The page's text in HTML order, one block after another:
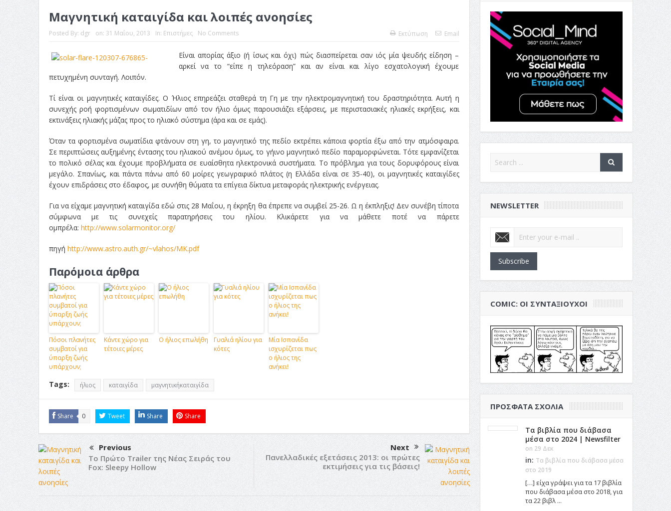
Η Φροντίδα Έχει Πολλές Μορφές: Κι Όλες Σε Αφορούν
Τρία Βήματα Μπροστά για Σένα και την Επιχείρησή σου
Όψεις και Απόψεις
Αξίζει άραγε?
Μαγνητική καταιγίδα και λοιπές ανοησίες
Posted By: dgr on: 31 Μαΐου, 2013 In: Επιστήμες No Comments Εκτύπωση Email
Είναι απορίας άξιο (ή ίσως και όχι) πώς διασπείρεται σαν ιός μία ψευδής είδηση –
αρκεί να το “είπε η τηλεόραση” και αν είναι και λίγο εσχατολογική έχουμε
πετυχημένη συνταγή. Λοιπόν.
Tί είναι οι μαγνητικές καταιγίδες. Ο Ήλιος επηρεάζει σταθερά τη Γη με την ηλεκτρομαγνητική του δραστηριότητα. Αυτή η
συνεχής ροή φορτισμένων σωματιδίων από τον ήλιο όμως παρουσιάζει εξάρσεις, με περιστασιακές ηλιακές εκρήξεις, και
εκτινάξεις ηλιακής μάζας προς το ηλιακό σύστημα (άρα και σε εμάς).
Όταν τα φορτισμένα σωματίδια φτάνουν στη γη, το μαγνητικό της πεδίο εκτρέπει κάποια φορτία έξω από την ατμόσφαιρα.
Σε περιπτώσεις αυξημένης έντασης του ηλιακού ανέμου όμως, το γήινο μαγνητικό πεδίο παραμορφώνεται. Τότε εμφανίζεται
το πολικό σέλας και έχουμε προβλήματα σε ευαίσθητα ηλεκτρονικά συστήματα. Το πρόβλημα για τους δορυφόρους είναι
μεγάλο. Σπανίως, και πάντα πάνω από 60 μοίρες γεωγραφικό πλάτος (η Ελλάδα είναι σε 35-40), οι μαγνητικές καταιγίδες
έχουν επιδράσεις στο έδαφος, με συνήθη θύματα τα επίγεια δίκτυα μεταφοράς ηλεκτρικής ενέργειας.
Για να είχαμε μαγνητική καταιγίδα εδώ στις 28 Μαΐου, η έκρηξη θα έπρεπε να συμβεί 25-26. Ω η έκπληξις! Δεν συνέβη τίποτα
σύμφωνα με τις συνεχείς παρατηρήσεις του ηλίου. Κλικάρετε για να μάθετε ποτέ να πάρετε
ομπρέλα: http://www.solarmonitor.org/
πηγή http://www.astro.auth.gr/~vlahos/MK.pdf
Παρόμοια άρθρα
Πόσοι πλανήτες
συμβατοί για
ύπαρξη ζωής
υπάρχουν;
Κάντε χώρο για
τέτοιες μέρες
Ο ήλιος επωλήθη
Γυαλιά ηλίου για
κότες
Μία Ισπανίδα
ισχυρίζεται πως
ο ήλιος της
ανήκει!
Tags: ήλιος καταιγίδα μαγνητικήκαταιγίδα
Share 0 Tweet Share Share
Previous
Το Πρώτο Trailer της Νέας Σειράς του
Fox: Sleepy Hollow
Next
Πανελλαδικές εξετάσεις 2013: οι πρώτες
εκτιμήσεις για τις βάσεις!
NEWSLETTER
Subscribe
COMIC: ΟΙ ΣΥΝΤΑΞΙΟΎΧΟΙ
ΠΡΌΣΦΑΤΑ ΣΧΌΛΙΑ
Τα βιβλία που διάβασα
μέσα στο 2024 | Newsfilter
on 29 Δεκ
in: Τα βιβλία που διάβασα μέσα
στο 2019
[…] είχα γράψει για τα 17 βιβλία
που διάβασα μέσα στο 2018, για
τα 22 βιβλ ...